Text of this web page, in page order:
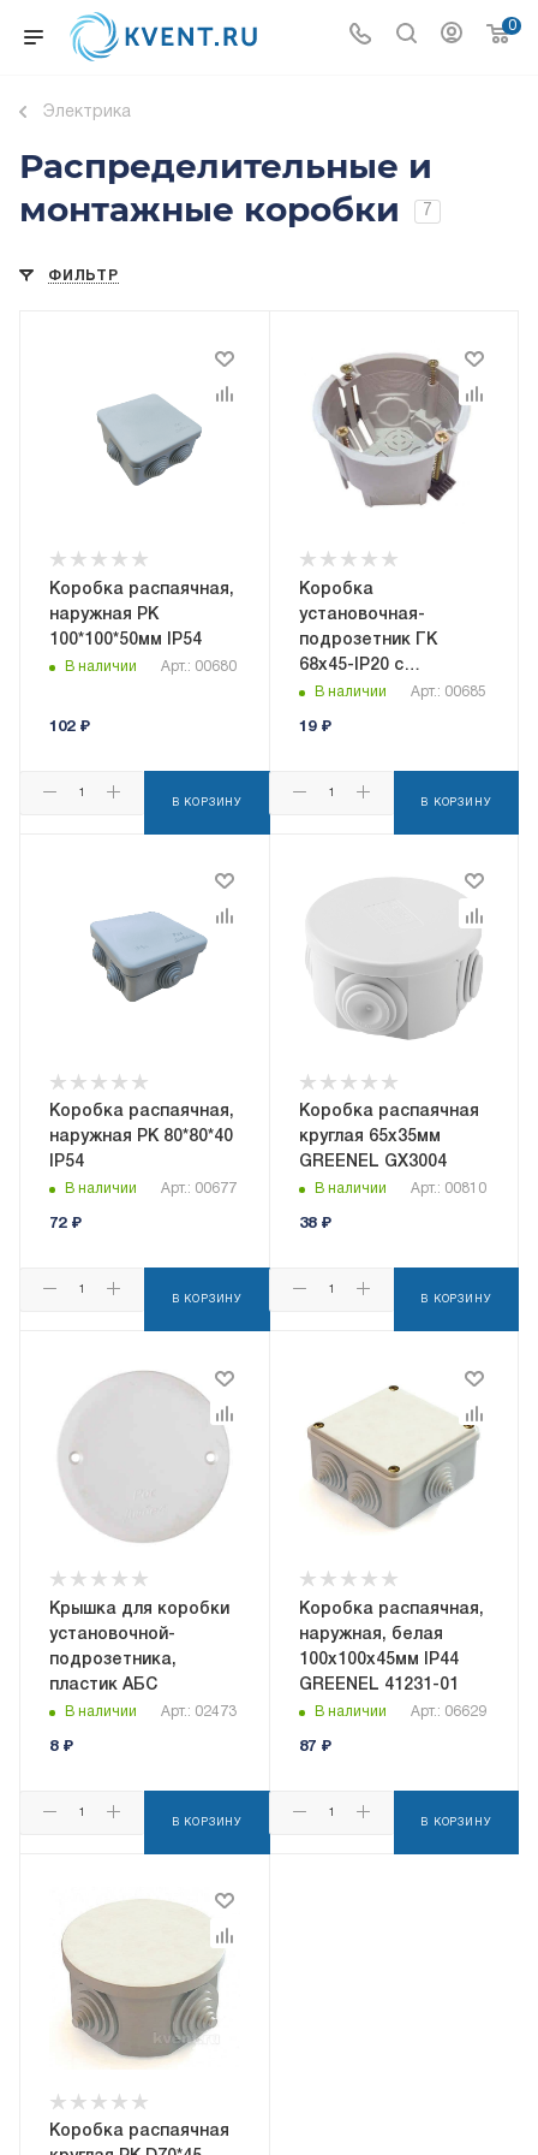
0
Электрика
Распределительные и
монтажные коробки
7
ФИЛЬТР
Коробка распаячная,
наружная РК
100*100*50мм IP54
В наличии Арт.: 00680
102₽
В КОРЗИНУ
Коробка
установочная-
подрозетник ГК
68х45-IP20 с
пластиковыми
В наличии Арт.: 00685
19₽
В КОРЗИНУ
Коробка распаячная,
наружная РК 80*80*40
IP54
В наличии Арт.: 00677
72₽
В КОРЗИНУ
Коробка распаячная
круглая 65х35мм
GREENEL GX3004
В наличии Арт.: 00810
38₽
В КОРЗИНУ
Крышка для коробки
установочной-
подрозетника,
пластик АБС
В наличии Арт.: 02473
8₽
В КОРЗИНУ
Коробка распаячная,
наружная, белая
100х100х45мм IP44
GREENEL 41231-01
В наличии Арт.: 06629
87₽
В КОРЗИНУ
Коробка распаячная